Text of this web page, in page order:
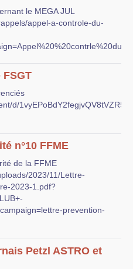
le MEGA JUL
appel-a-controle-du-
d/
n°10 FFME
de la FFME
2023/11/Lettre-
2023-1.pdf?
prevention-
Petzl ASTRO et